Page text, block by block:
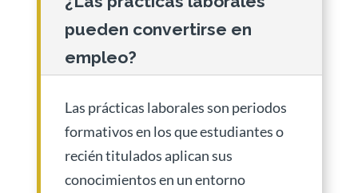
pueden convertirse en
empleo?
Las prácticas laborales son periodos
formativos en los que estudiantes o
recién titulados aplican sus
conocimientos en un entorno